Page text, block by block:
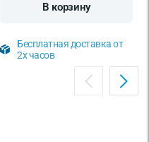
В корзину
Бесплатная доставка от
2х часов